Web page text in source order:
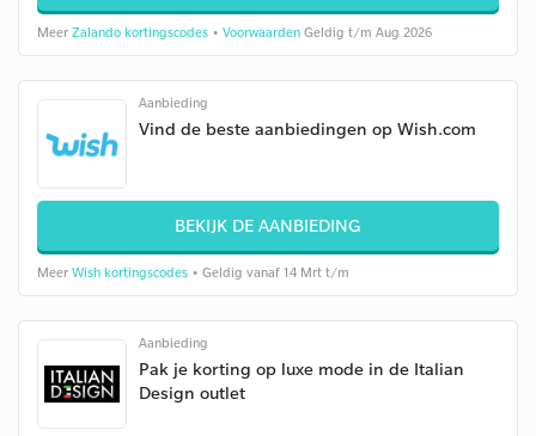
Meer Zalando kortingscodes • Voorwaarden Geldig t/m Aug 2026
Aanbieding
Vind de beste aanbiedingen op Wish.com
BEKIJK DE AANBIEDING
Meer Wish kortingscodes • Geldig vanaf 14 Mrt t/m
Aanbieding
Pak je korting op luxe mode in de Italian
Design outlet